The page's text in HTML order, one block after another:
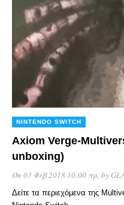
NINTENDO SWITCH
Axiom Verge-
unboxing)
On 03 Φεβ 2018 10:00 πμ, by
Δείτε τα περιεχόμενα της